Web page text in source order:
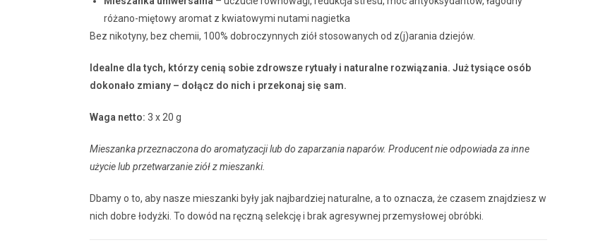
różano-miętowy aromat z kwiatowymi nutami nagietka
Bez nikotyny, bez chemii, 100% dobroczynnych ziół stosowanych od z(j)arania dziejów.
Idealne dla tych, którzy cenią sobie zdrowsze rytuały i naturalne rozwiązania. Już tysiące osób
dokonało zmiany – dołącz do nich i przekonaj się sam.
Waga netto: 3 x 20 g
Mieszanka przeznaczona do aromatyzacji lub do zaparzania naparów. Producent nie odpowiada za inne
użycie lub przetwarzanie ziół z mieszanki.
Dbamy o to, aby nasze mieszanki były jak najbardziej naturalne, a to oznacza, że czasem znajdziesz w
nich dobre łodyżki. To dowód na ręczną selekcję i brak agresywnej przemysłowej obróbki.